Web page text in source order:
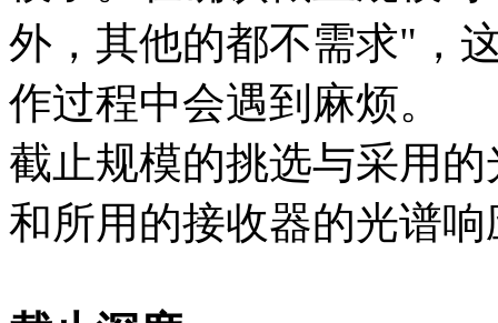
外，其他的都不需求"，
作过程中会遇到麻烦。
截止规模的挑选与采用
和所用的接收器的光谱